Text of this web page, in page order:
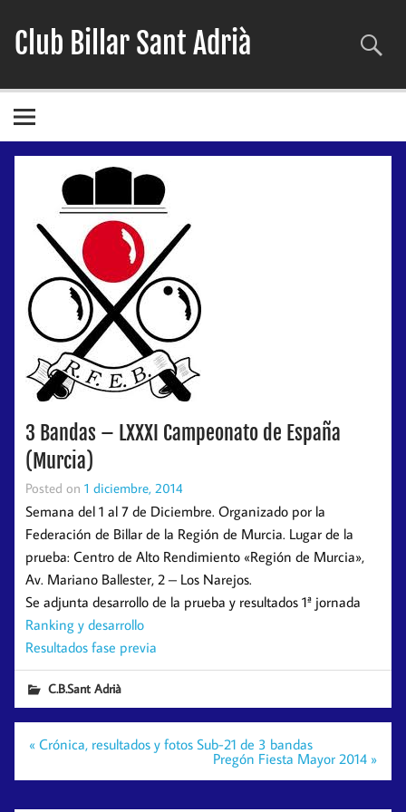
content
Club Billar Sant Adrià
3 Bandas – LXXXI Campeonato de España
(Murcia)
Posted on 1 diciembre, 2014
Semana del 1 al 7 de Diciembre. Organizado por la
Federación de Billar de la Región de Murcia. Lugar de la
prueba: Centro de Alto Rendimiento «Región de Murcia»,
Av. Mariano Ballester, 2 – Los Narejos.
Se adjunta desarrollo de la prueba y resultados 1ª jornada
Ranking y desarrollo
Resultados fase previa
C.B.Sant Adrià
Navegación
« Crónica, resultados y fotos Sub-21 de 3 bandas
Pregón Fiesta Mayor 2014 »